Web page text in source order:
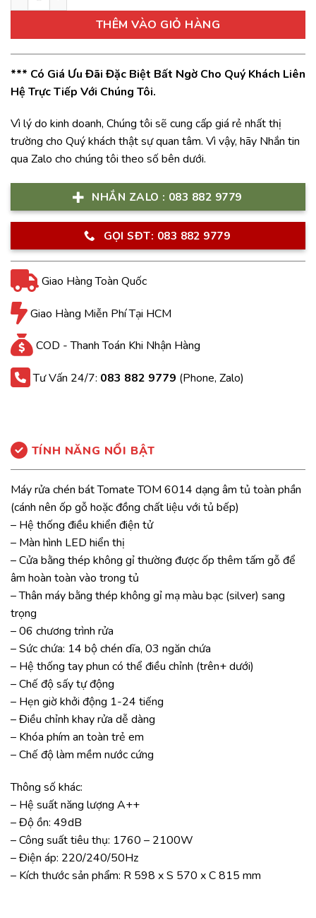
15.864.000 ₫.
THÊM VÀO GIỎ HÀNG
*** Có Giá Ưu Đãi Đặc Biệt Bất Ngờ Cho Quý Khách Liên
Hệ Trực Tiếp Với Chúng Tôi.
Vì lý do kinh doanh, Chúng tôi sẽ cung cấp giá rẻ nhất thị
trường cho Quý khách thật sự quan tâm. Vì vậy, hãy Nhắn tin
qua Zalo cho chúng tôi theo số bên dưới.
NHẮN ZALO : 083 882 9779
GỌI SĐT: 083 882 9779
Giao Hàng Toàn Quốc
Giao Hàng Miễn Phí Tại HCM
COD - Thanh Toán Khi Nhận Hàng
Tư Vấn 24/7: 083 882 9779 (Phone, Zalo)
TÍNH NĂNG NỔI BẬT
Máy rửa chén bát Tomate TOM 6014 dạng âm tủ toàn phần
(cánh nên ốp gỗ hoặc đồng chất liệu với tủ bếp)
– Hệ thống điều khiển điện tử
– Màn hình LED hiển thị
– Cửa bằng thép không gỉ thường được ốp thêm tấm gỗ để
âm hoàn toàn vào trong tủ
– Thân máy bằng thép không gỉ mạ màu bạc (silver) sang
trọng
– 06 chương trình rửa
– Sức chứa: 14 bộ chén dĩa, 03 ngăn chứa
– Hệ thống tay phun có thể điều chỉnh (trên+ dưới)
– Chế độ sấy tự động
– Hẹn giờ khởi động 1-24 tiếng
– Điều chỉnh khay rửa dễ dàng
– Khóa phím an toàn trẻ em
– Chế độ làm mềm nước cứng
Thông số khác:
– Hệ suất năng lượng A++
– Độ ồn: 49dB
– Công suất tiêu thụ: 1760 – 2100W
– Điện áp: 220/240/50Hz
– Kích thước sản phẩm: R 598 x S 570 x C 815 mm